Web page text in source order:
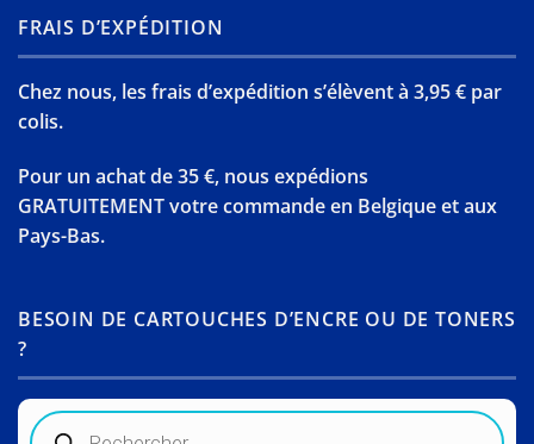
FRAIS D’EXPÉDITION
Chez nous, les frais d’expédition s’élèvent à 3,95 € par
colis.
Pour un achat de 35 €, nous expédions
GRATUITEMENT votre commande en Belgique et aux
Pays-Bas.
BESOIN DE CARTOUCHES D’ENCRE OU DE TONERS
?
Recherche
de